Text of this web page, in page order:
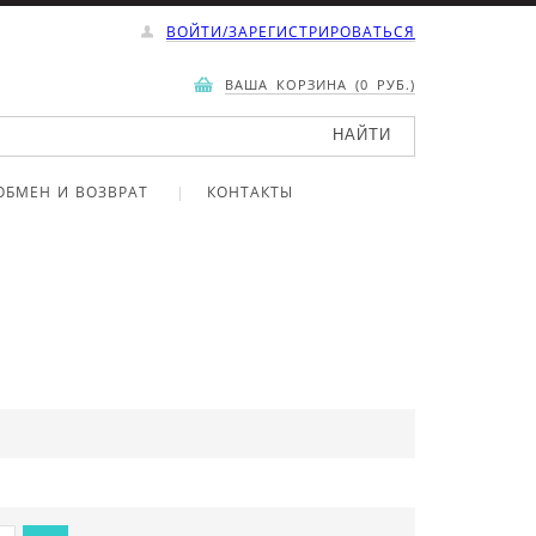
ВОЙТИ/ЗАРЕГИСТРИРОВАТЬСЯ
ВАША КОРЗИНА (0 РУБ.)
И ВОЗВРАТ КОНТАКТЫ